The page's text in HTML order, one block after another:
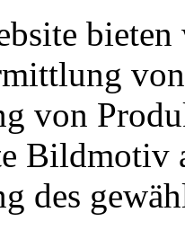
von
Bildmotiv
des